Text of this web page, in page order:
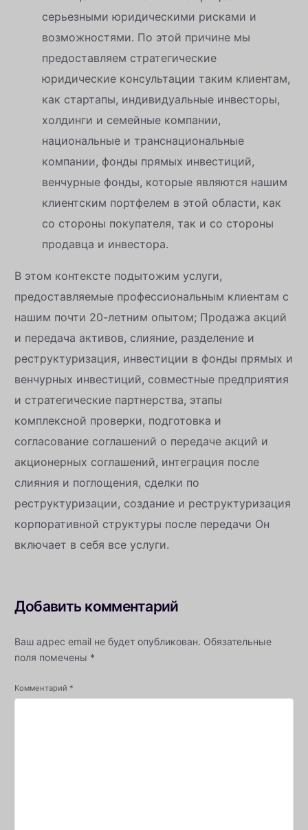
серьезными юридическими рисками и
возможностями. По этой причине мы
предоставляем стратегические
юридические консультации таким клиентам,
как стартапы, индивидуальные инвесторы,
холдинги и семейные компании,
национальные и транснациональные
компании, фонды прямых инвестиций,
венчурные фонды, которые являются нашим
клиентским портфелем в этой области, как
со стороны покупателя, так и со стороны
продавца и инвестора.
В этом контексте подытожим услуги,
предоставляемые профессиональным клиентам с
нашим почти 20-летним опытом; Продажа акций
и передача активов, слияние, разделение и
реструктуризация, инвестиции в фонды прямых и
венчурных инвестиций, совместные предприятия
и стратегические партнерства, этапы
комплексной проверки, подготовка и
согласование соглашений о передаче акций и
акционерных соглашений, интеграция после
слияния и поглощения, сделки по
реструктуризации, создание и реструктуризация
корпоративной структуры после передачи Он
включает в себя все услуги.
Добавить комментарий
Ваш адрес email не будет опубликован. Обязательные
поля помечены *
Комментарий *